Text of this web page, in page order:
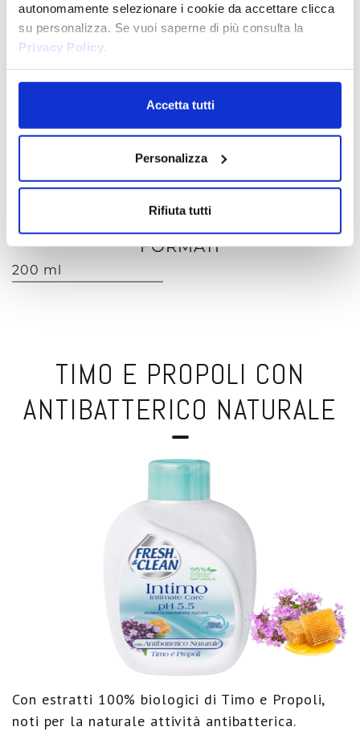
autonomamente selezionare i cookie da accettare clicca
su personalizza. Se vuoi saperne di più consulta la
Privacy Policy
Accetta tutti
Personalizza
Rifiuta tutti
Azione rinfrescante, idratante, riequilibrante,
calmante. Estratti di Aloe Vera e Salvia 100%
biologici. Formula con Odour Control.
FORMATI
200 ml
TIMO E PROPOLI CON
ANTIBATTERICO NATURALE
Con estratti 100% biologici di Timo e Propoli,
noti per la naturale attività antibatterica.